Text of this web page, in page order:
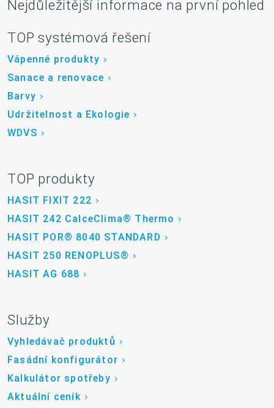
Nejdůležitější informace na první pohled
TOP systémová řešení
Vápenné produkty
Sanace a renovace
Barvy
Udržitelnost a Ekologie
WDVS
TOP produkty
HASIT FIXIT 222
HASIT 242 CalceClima® Thermo
HASIT POR® 8040 STANDARD
HASIT 250 RENOPLUS®
HASIT AG 688
Služby
Vyhledávač produktů
Fasádní konfigurátor
Kalkulátor spotřeby
Aktuální ceník